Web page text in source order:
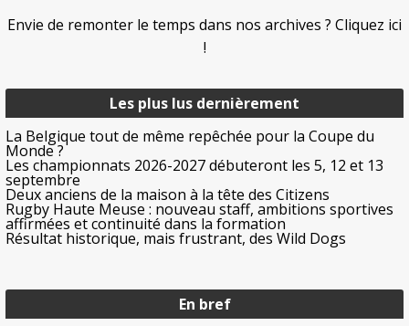
Les plus lus dernièrement
La Belgique tout de même repêchée pour la Coupe du
Monde ?
Les championnats 2026-2027 débuteront les 5, 12 et 13
septembre
Deux anciens de la maison à la tête des Citizens
Rugby Haute Meuse : nouveau staff, ambitions sportives
affirmées et continuité dans la formation
Résultat historique, mais frustrant, des Wild Dogs
Envie de remonter le temps dans nos archives ? Cliquez ici
!
En bref